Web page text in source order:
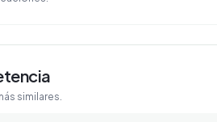
similares.